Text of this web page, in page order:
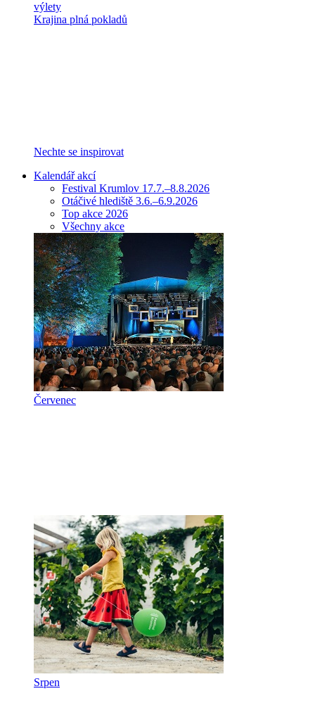
výlety
Krajina plná pokladů
Nechte se inspirovat
Kalendář akcí
Festival Krumlov 17.7.–8.8.2026
Otáčivé hlediště 3.6.–6.9.2026
Top akce 2026
Všechny akce
Červenec
Srpen